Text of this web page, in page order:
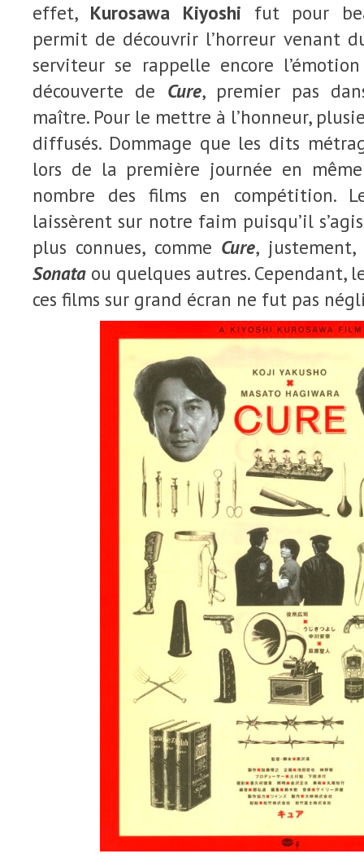
effet, Kurosawa Kiyoshi fut pour
permit de découvrir l’horreur venant
serviteur se rappelle encore
découverte de Cure, premier pas
maître. Pour le mettre à l’honneur,
diffusés. Dommage que les dits
lors de la première journée en
nombre des films en compétition.
laissèrent sur notre faim puisqu’il
plus connues, comme Cure, justement,
Sonata ou quelques autres. Cependant,
ces films sur grand écran ne fut pas